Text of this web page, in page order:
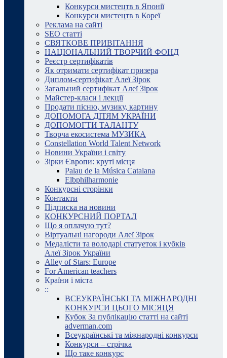
Конкурси мистецтв в Японії
Конкурси мистецтв в Кореї
Реклама на сайті
SEO статті
СВЯТКОВЕ ПРИВІТАННЯ
НАЦІОНАЛЬНИЙ ТВОРЧИЙ ФОНД
Реєстр сертифікатів
Як отримати сертифікат призера
Диплом-сертифікат Алеї Зірок
Загальний сертифікат Алеї Зірок
Майстер-класи і лекції
Продати пісню, музику, картину
ДОПОМОГА ДІТЯМ УКРАЇНИ
ДОПОМОГТИ ТАЛАНТУ
Творча екосистема МУЗИКА
Constellation World Talent Network
Новини України і світу
Зірки Європи: круті місця
Palau de la Música Catalana
Elbphilharmonie
Конкурсні сторінки
Контакти
Підписка на новини
КОНКУРСНИЙ ПОРТАЛ
Що я оплачую тут?
Віртуальні нагороди Алеї Зірок
Медалісти та володарі статуеток і кубків
Алеї Зірок України
Alley of Stars: Europe
For American teachers
Країни і міста
::
ВСЕУКРАЇНСЬКІ ТА МІЖНАРОДНІ
КОНКУРСИ ЦЬОГО МІСЯЦЯ
Кубок За публікацію статті на сайті
adverman.com
Всеукраїнські та міжнародні конкурси
Конкурси – стрічка
Що таке конкурс